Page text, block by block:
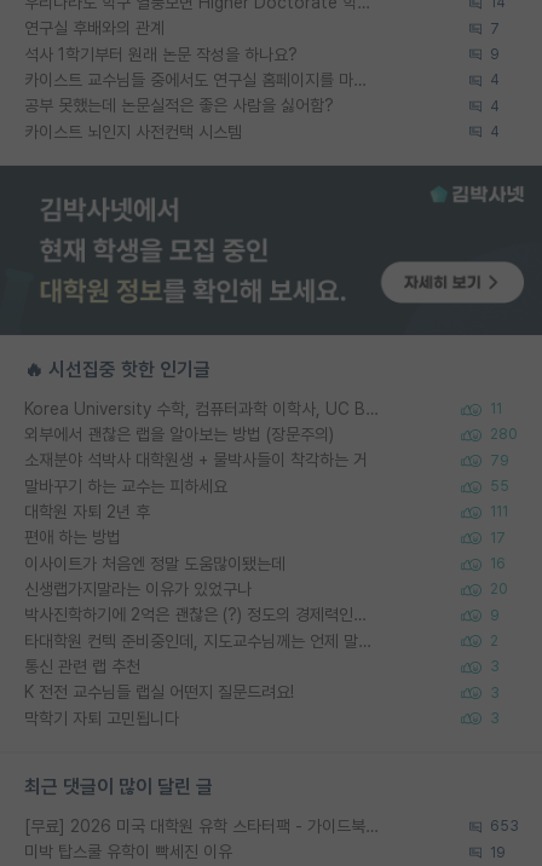
연구실 후배와의 관계 7
석사 1학기부터 원래 논문 작성을 하나요? 9
카이스트 교수님들 중에서도 연구실 홈페이지를 마련 안 하신 분들이 계시던데 4
공부 못했는데 논문실적은 좋은 사람을 싫어함? 4
카이스트 뇌인지 사전컨택 시스템 4
🔥 시선집중 핫한 인기글
Korea University 수학, 컴퓨터과학 이학사, UC Berkeley 산업공학 대학원 공학박사가 되는 것은 쉽지 않겠죠? 11
외부에서 괜찮은 랩을 알아보는 방법 (장문주의) 280
소재분야 석박사 대학원생 + 물박사들이 착각하는 거 79
말바꾸기 하는 교수는 피하세요 55
대학원 자퇴 2년 후 111
편애 하는 방법 17
이사이트가 처음엔 정말 도움많이됐는데 16
신생랩가지말라는 이유가 있었구나 20
박사진학하기에 2억은 괜찮은 (?) 정도의 경제력인가요 9
타대학원 컨텍 준비중인데, 지도교수님께는 언제 말씀드려야 할까요? 2
통신 관련 랩 추천 3
K 전전 교수님들 랩실 어떤지 질문드려요! 3
막학기 자퇴 고민됩니다 3
최근 댓글이 많이 달린 글
[무료] 2026 미국 대학원 유학 스타터팩 - 가이드북 & 합격자 컨택메일 템플릿 653
미박 탑스쿨 유학이 빡세진 이유 19